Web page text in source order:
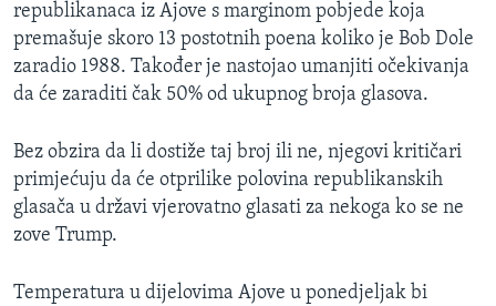
republikanaca iz Ajove s marginom pobjede koja
premašuje skoro 13 postotnih poena koliko je Bob Dole
zaradio 1988. Također je nastojao umanjiti očekivanja
da će zaraditi čak 50% od ukupnog broja glasova.
Bez obzira da li dostiže taj broj ili ne, njegovi kritičari
primjećuju da će otprilike polovina republikanskih
glasača u državi vjerovatno glasati za nekoga ko se ne
zove Trump.
Temperatura u dijelovima Ajove u ponedjeljak bi